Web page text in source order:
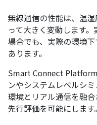
無線通信の性能は、温
って大きく変動します
場合でも、実際の環境
あります。
Smart Connect
ンやシステムレベルシ
環境とリアル通信を融
先行評価を可能にします。